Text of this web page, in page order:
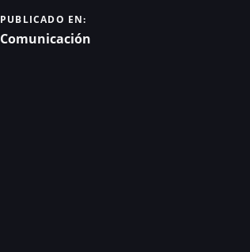
PUBLICADO EN:
Comunicación